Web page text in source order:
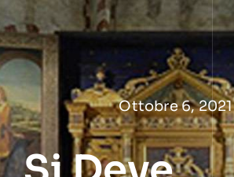
al
contenuto
Ottobre 6, 2021